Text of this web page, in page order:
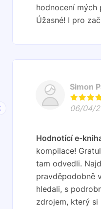
hodnocení mých
Úžasné! I pro
Simon
06/04/
Hodnotící e-
kompilace!
tam odvedli.
pravděpodobně
hledali, s
zdrojem, který si